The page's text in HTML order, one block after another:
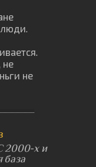
люди.
не
не
х и
база